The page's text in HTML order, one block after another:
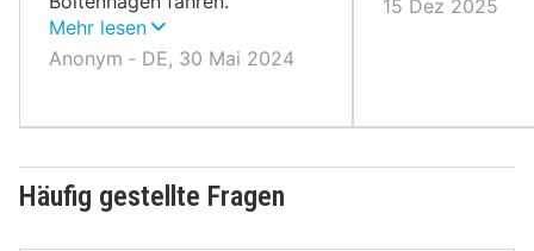
Einkaufsmöglichkeiten in
Travemünde und Lübeck.
ist man in ein paar Minuten
Priwall. Schöner Strand und
Badeurlaub möglich.
Mehr lesen
Anonym ‐ DE, 30 Mai 2024
15 Dez 2025
Häufig gestellte Fragen